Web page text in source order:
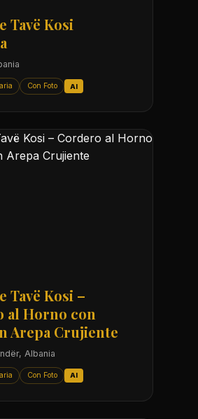
Tavë Kosi
Con Foto AI
Tavë Kosi –
al Horno con
Arepa Crujiente
Albania
Con Foto AI